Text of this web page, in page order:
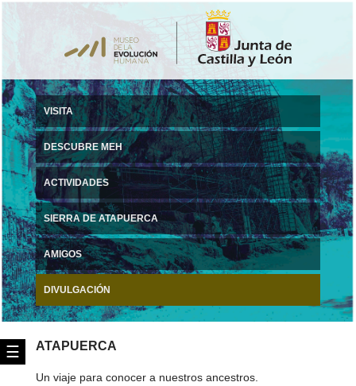
☰
VISITA
DESCUBRE MEH
ACTIVIDADES
SIERRA DE ATAPUERCA
AMIGOS
DIVULGACIÓN
ATAPUERCA
Un viaje para conocer a nuestros ancestros.